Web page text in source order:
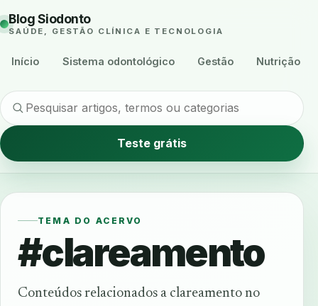
Blog Siodonto
SAÚDE, GESTÃO CLÍNICA E TECNOLOGIA
Início Sistema odontológico Gestão Nutrição
Teste grátis
TEMA DO ACERVO
#clareamento
Conteúdos relacionados a clareamento no